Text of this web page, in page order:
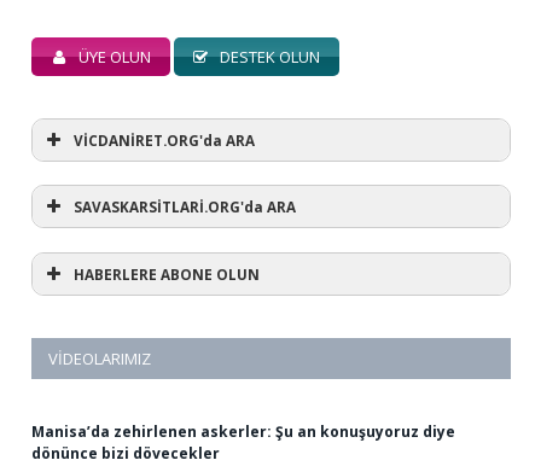
ÜYE OLUN DESTEK OLUN
VİCDANİRET.ORG'da ARA
SAVASKARSİTLARİ.ORG'da ARA
HABERLERE ABONE OLUN
VIDEOLARIMIZ
Manisa’da zehirlenen askerler: Şu an konuşuyoruz diye
dönünce bizi dövecekler